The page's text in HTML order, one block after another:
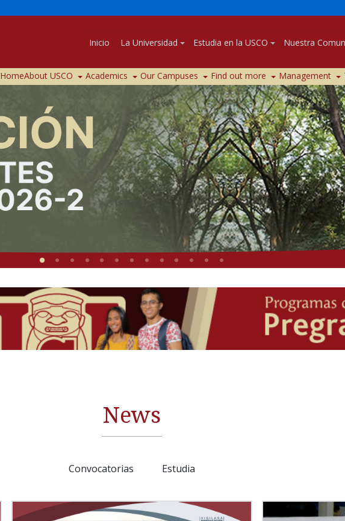
Inicio La Universidad Estudia en la USCO Nuestra
HomeAbout USCO Academics Our Campuses Find out more Management
News
Convocatorias Estudia